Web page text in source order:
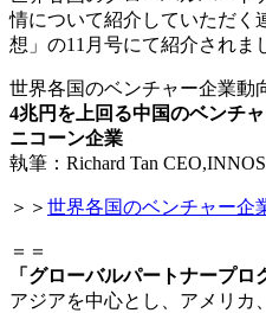
情について紹介していただく
想」の11月号にて紹介されま
世界各国のベンチャー企業
4兆円を上回る中国のベンチ
ニコーン企業
執筆：Richard Tan
＞＞ 世界各国のベンチャー
＝＝
「グローバルパートナープロ
アジアを中心とし、アメリカ